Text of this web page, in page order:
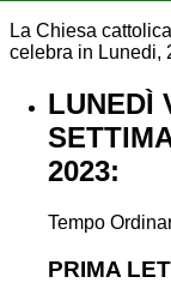
La Chiesa
celebra in Lunedi,
LUNEDÌ
2023:
Tempo
PRIMA